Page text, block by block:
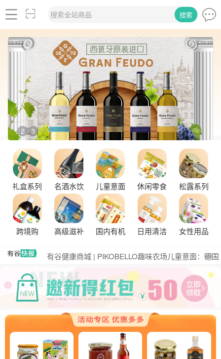
搜索全站商品 搜索
2 / 3
礼盒系列 名酒水饮 儿童意面 休闲零食 松露系列
跨境购 高级滋补 国内有机 日用清洁 女性用品
更多
式，共筑大健康产业有机生态新未来
有谷健康商城 | PIKOBELLO趣味农场儿童意面：德国
匠心打造的无盐健康新主张
有谷健康 | PIKOBELLO牌儿童意面：健康与美味的完
美结合
探寻黑钻奥秘：有谷健康与塞尔维亚黑松露的完美邂
逅
探秘塞尔维亚黑松露：舌尖上的黑钻石
品味卓越，OE 中欧有机双认证红酒的独特魅力
品味拉克索威斯威士忌，邂逅独特酒韵
舌尖上的塞尔维亚黑松露，你了解多少？
探秘塞尔维亚松露的独特魅力
黑松露的热量是多少？